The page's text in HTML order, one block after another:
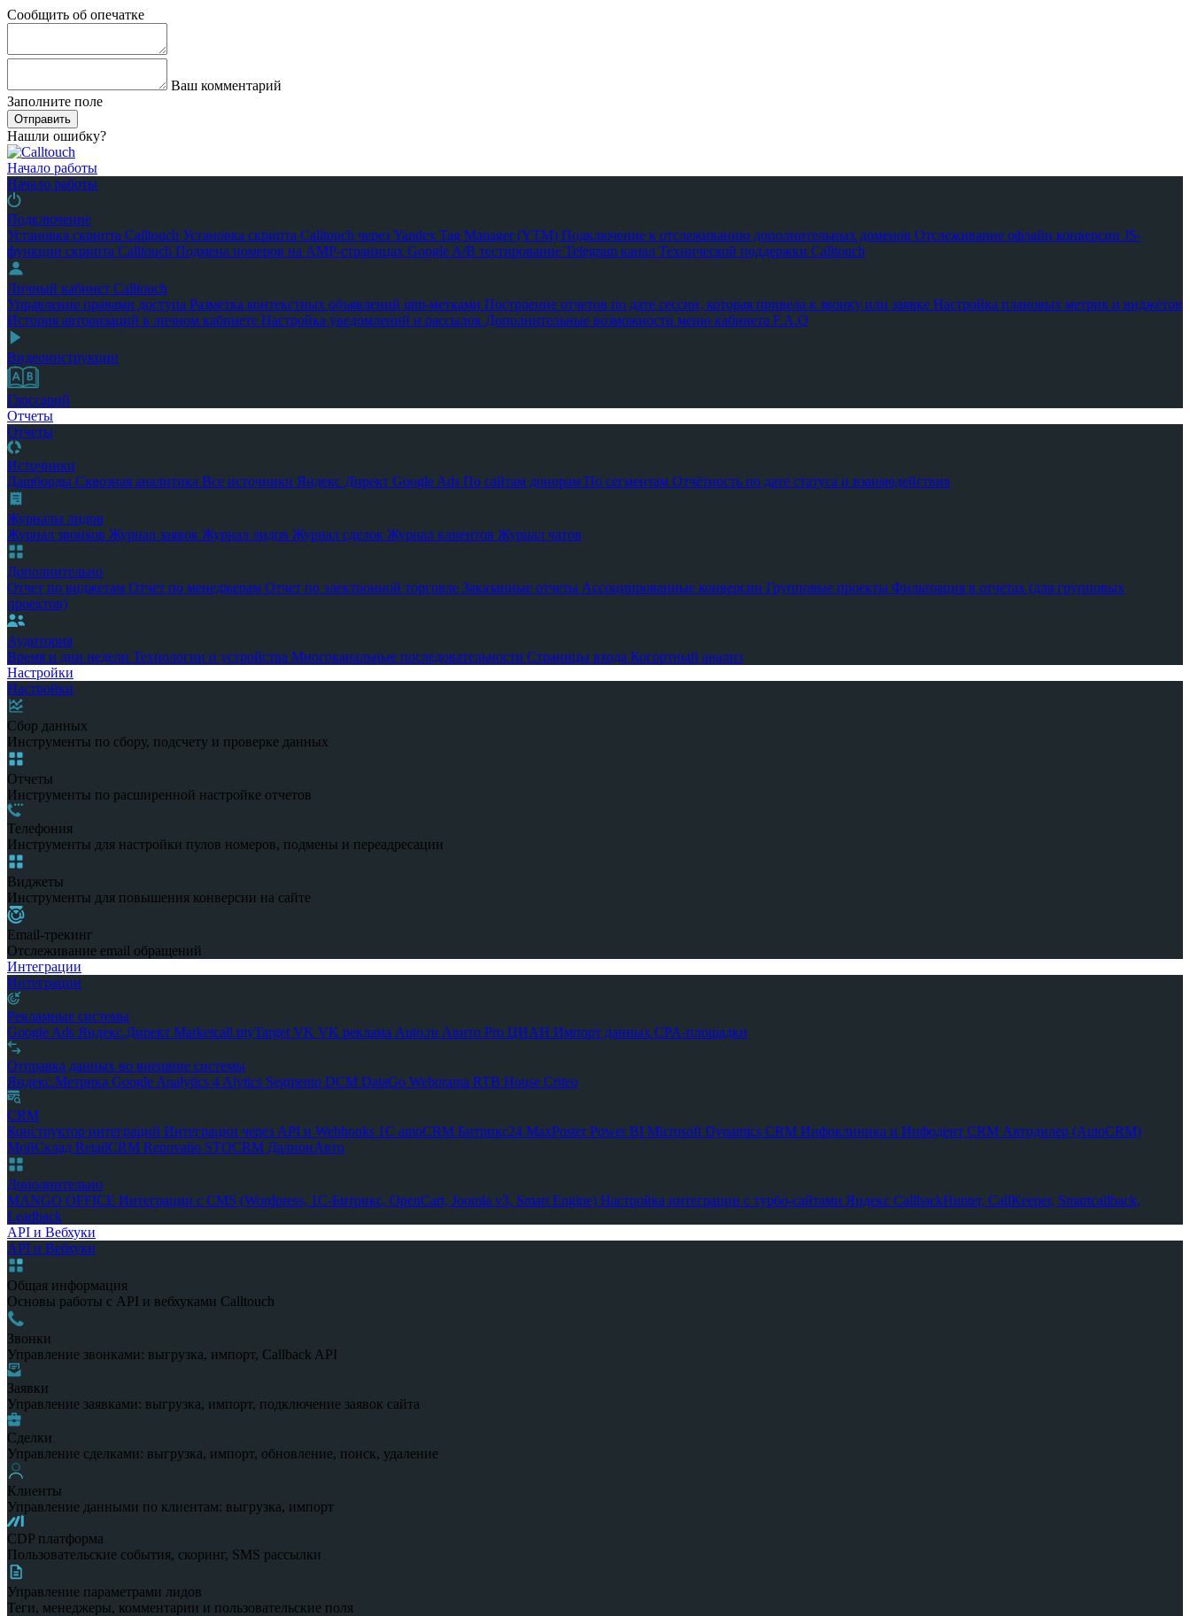
Сообщить об опечатке
Ваш комментарий
Заполните поле
Отправить
Нашли ошибку?
Начало работы
Начало работы
Подключение
Установка скрипта Calltouch Установка скрипта Calltouch через Yandex Tag Manager (YTM) Подключение к отслеживанию дополнительных доменов Отслеживание офлайн конверсии JS-
функции скрипта Calltouch Подмена номеров на AMP-страницах Google A/B тестирование Telegram канал Технической поддержки Calltouch
Личный кабинет Calltouch
Управление правами доступа Разметка контекстных объявлений utm-метками Построение отчетов по дате сессии, которая привела к звонку или заявке Настройка плановых метрик и виджетов
История авторизаций в личном кабинете Настройка уведомлений и рассылок Дополнительные возможности меню кабинета F.A.Q
Видеоинструкции
Глоссарий
Отчеты
Отчеты
Источники
Дашборды Сквозная аналитика Все источники Яндекс Директ Google Ads По сайтам донорам По сегментам Отчётность по дате статуса и взаимодействия
Журналы лидов
Журнал звонков Журнал заявок Журнал лидов Журнал сделок Журнал клиентов Журнал чатов
Дополнительно
Отчет по виджетам Отчет по менеджерам Отчет по электронной торговле Заказанные отчеты Ассоциированные конверсии Групповые проекты Фильтрация в отчетах (для групповых
проектов)
Аудитория
Время и дни недели Технологии и устройства Многоканальные последовательности Страницы входа Когортный анализ
Настройки
Настройки
Сбор данных
Инструменты по сбору, подсчету и проверке данных
Отчеты
Инструменты по расширенной настройке отчетов
Телефония
Инструменты для настройки пулов номеров, подмены и переадресации
Виджеты
Инструменты для повышения конверсии на сайте
Email-трекинг
Отслеживание email обращений
Интеграции
Интеграции
Рекламные системы
Google Ads Яндекс.Директ Marketcall myTarget VK VK реклама Auto.ru Авито Pro ЦИАН Импорт данных CPA-площадки
Отправка данных во внешние системы
Яндекс.Метрика Google Analytics 4 Alytics Segmento DCM DataGo Weborama RTB House Criteo
CRM
Конструктор интеграций Интеграции через API и Webhooks 1С amoCRM Битрикс24 MaxPosterPower BI Microsoft Dynamics CRM Инфоклиника и Инфодент CRM Автодилер (AutoCRM)
МойСклад RetailCRM Renovatio STOCRM ДалионАвто
Дополнительно
MANGO OFFICE Интеграции с CMS (Wordpress, 1С-Битрикс, OpenCart, Joomla v3, Smart Engine) Настройка интеграции с турбо-сайтами Яндекс CallbackHunter, CallKeeper, Smartcallback,
Leadback
API и Вебхуки
API и Вебхуки
Общая информация
Основы работы с API и вебхуками Calltouch
Звонки
Управление звонками: выгрузка, импорт, Callback API
Заявки
Управление заявками: выгрузка, импорт, подключение заявок сайта
Сделки
Управление сделками: выгрузка, импорт, обновление, поиск, удаление
Клиенты
Управление данными по клиентам: выгрузка, импорт
CDP платформа
Пользовательские события, скоринг, SMS рассылки
Управление параметрами лидов
Теги, менеджеры, комментарии и пользовательские поля